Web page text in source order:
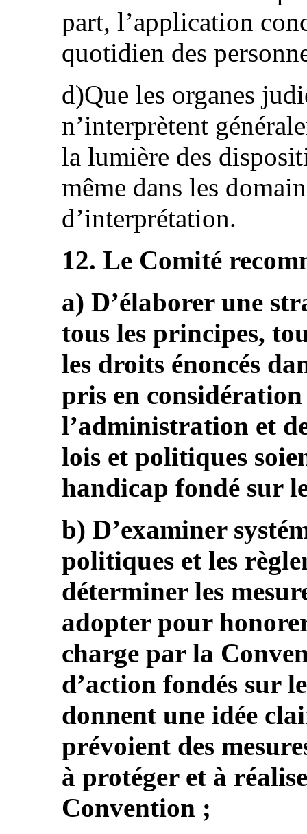
part, l’application
quotidien des
d)Que les organes
n’interprètent
la lumière des
même dans les
d’interprétation.
12. Le Comité
a) D’élaborer une
tous les principes,
les droits énoncés
pris en
l’administration et
lois et politiques
handicap fondé sur
b) D’examiner
politiques et les
déterminer les
adopter pour
charge par la
d’action fondés sur
donnent une idée
prévoient des
à protéger et à
Convention ;